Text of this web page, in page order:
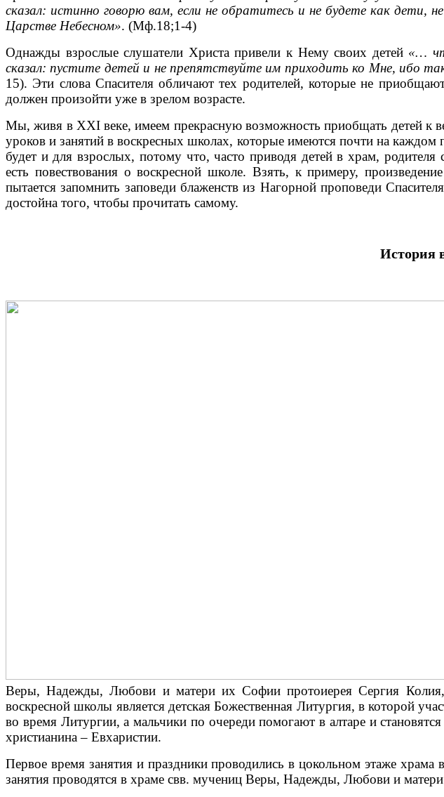
сказал: истинно говорю вам, если не обратитесь и не будете как
Царстве Небесном». (Мф.18;1-4)
Однажды взрослые слушатели Христа привели к Нему своих детей «…
сказал: пустите детей и не препятствуйте им приходить ко Мне, ибо
15). Эти слова Спасителя обличают тех родителей, которые не
должен произойти уже в зрелом возрасте.
Мы, живя в XXI веке, имеем прекрасную возможность приобщать детей к
уроков и занятий в воскресных школах, которые имеются почти на
будет и для взрослых, потому что, часто приводя детей в храм,
есть повествования о воскресной школе. Взять, к примеру,
пытается запомнить заповеди блаженств из Нагорной проповеди
достойна того, чтобы прочитать самому.
История
Веры, Надежды, Любови и матери их Софии протоиерея Сергия Колия,
воскресной школы является детская Божественная Литургия, в которой
во время Литургии, а мальчики по очереди помогают в алтаре и
христианина – Евхаристии.
Первое время занятия и праздники проводились в цокольном этаже
занятия проводятся в храме свв. мучениц Веры, Надежды, Любови и